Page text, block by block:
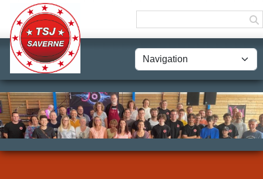
Panneau de gestion des cookies